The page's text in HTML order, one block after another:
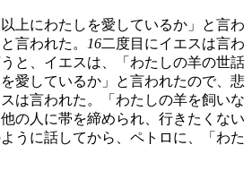
上にわたしを愛しているか」と言わ
言われた。 16二度目にイエスは言わ
と、イエスは、「わたしの羊の世話
愛しているか」と言われたので、悲
は言われた。「わたしの羊を飼いな
の人に帯を締められ、行きたくない
うに話してから、ペトロに、「わた